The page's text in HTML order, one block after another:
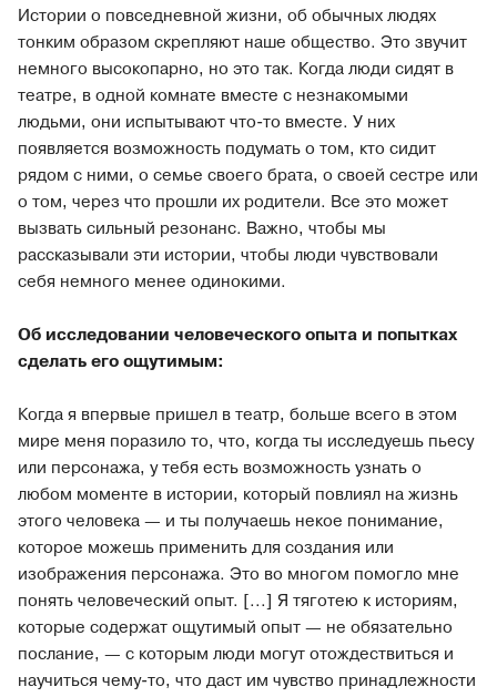
Истории о повседневной жизни, об обычных людях
тонким образом скрепляют наше общество. Это звучит
немного высокопарно, но это так. Когда люди сидят в
театре, в одной комнате вместе с незнакомыми
людьми, они испытывают что-то вместе. У них
появляется возможность подумать о том, кто сидит
рядом с ними, о семье своего брата, о своей сестре или
о том, через что прошли их родители. Все это может
вызвать сильный резонанс. Важно, чтобы мы
рассказывали эти истории, чтобы люди чувствовали
себя немного менее одинокими.
Об исследовании человеческого опыта и попытках
сделать его ощутимым:
Когда я впервые пришел в театр, больше всего в этом
мире меня поразило то, что, когда ты исследуешь пьесу
или персонажа, у тебя есть возможность узнать о
любом моменте в истории, который повлиял на жизнь
этого человека — и ты получаешь некое понимание,
которое можешь применить для создания или
изображения персонажа. Это во многом помогло мне
понять человеческий опыт. [...] Я тяготею к историям,
которые содержат ощутимый опыт — не обязательно
послание, — с которым люди могут отождествиться и
научиться чему-то, что даст им чувство принадлежности